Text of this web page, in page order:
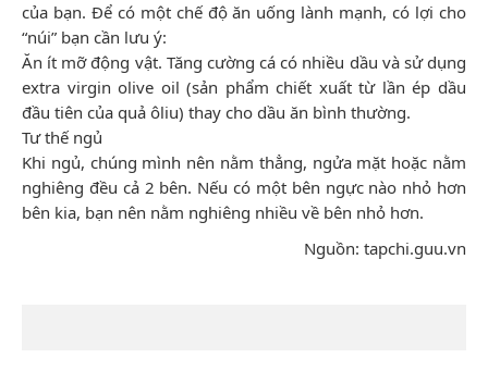
của bạn. Để có một chế độ ăn uống lành mạnh, có lợi cho
“núi” bạn cần lưu ý:
Ăn ít mỡ động vật. Tăng cường cá có nhiều dầu và sử dụng
extra virgin olive oil (sản phẩm chiết xuất từ lần ép dầu
đầu tiên của quả ôliu) thay cho dầu ăn bình thường.
Tư thế ngủ
Khi ngủ, chúng mình nên nằm thẳng, ngửa mặt hoặc nằm
nghiêng đều cả 2 bên. Nếu có một bên ngực nào nhỏ hơn
bên kia, bạn nên nằm nghiêng nhiều về bên nhỏ hơn.
Nguồn: tapchi.guu.vn